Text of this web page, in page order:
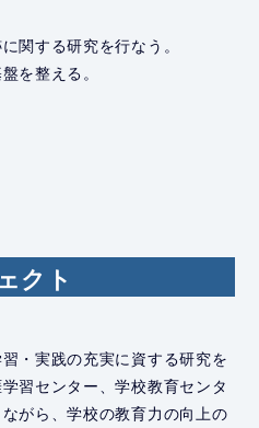
関する研究を行なう。
を整える。
クト
・実践の充実に資する研究を
習センター、学校教育センタ
がら、学校の教育力の向上の